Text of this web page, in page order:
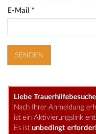
E-Mail *
Liebe
Nach Ihrer Anmeldung
ist ein Aktivierungslink
Es ist unbedingt